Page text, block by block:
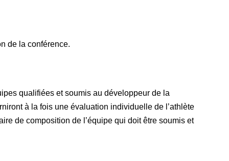
de la conférence.
qualifiées et soumis au développeur de la
à la fois une évaluation individuelle de l’athlète
de composition de l’équipe qui doit être soumis et